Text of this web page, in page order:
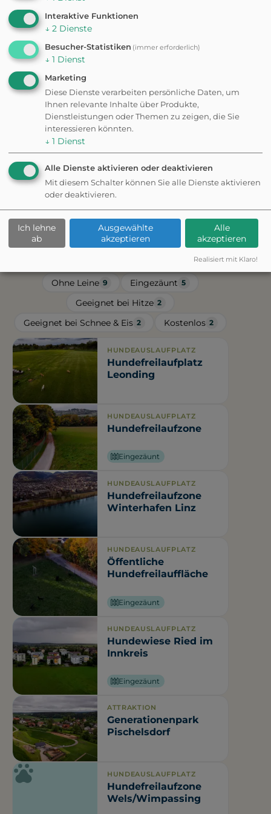
in Oberösterreich
5 hundefreundliche Orte
Hundefreundlich
e Ausflugsziele in
Oberösterreich
Ohne Leine 9 Eingezäunt 5
Geeignet bei Hitze 2
Geeignet bei Schnee & Eis 2 Kostenlos 2
HUNDEAUSLAUFPLATZ
Hundefreilaufplatz
Leonding
HUNDEAUSLAUFPLATZ
Hundefreilaufzone
Eingezäunt
HUNDEAUSLAUFPLATZ
Hundefreilaufzone
Winterhafen Linz
HUNDEAUSLAUFPLATZ
Öffentliche
Hundefreilauffläche
Eingezäunt
HUNDEAUSLAUFPLATZ
Hundewiese Ried im
Innkreis
Eingezäunt
ATTRAKTION
Generationenpark
Pischelsdorf
HUNDEAUSLAUFPLATZ
Hundefreilaufzone
Wels/Wimpassing
Interaktive Funktionen
↓ 2 Dienste
Besucher-Statistiken (immer erforderlich)
↓ 1 Dienst
Marketing
Diese Dienste verarbeiten persönliche Daten, um
Ihnen relevante Inhalte über Produkte,
Dienstleistungen oder Themen zu zeigen, die Sie
interessieren könnten.
↓ 1 Dienst
Alle Dienste aktivieren oder deaktivieren
Mit diesem Schalter können Sie alle Dienste aktivieren
oder deaktivieren.
Ich lehne
ab
Ausgewählte
akzeptieren
Alle
akzeptieren
Realisiert mit Klaro!